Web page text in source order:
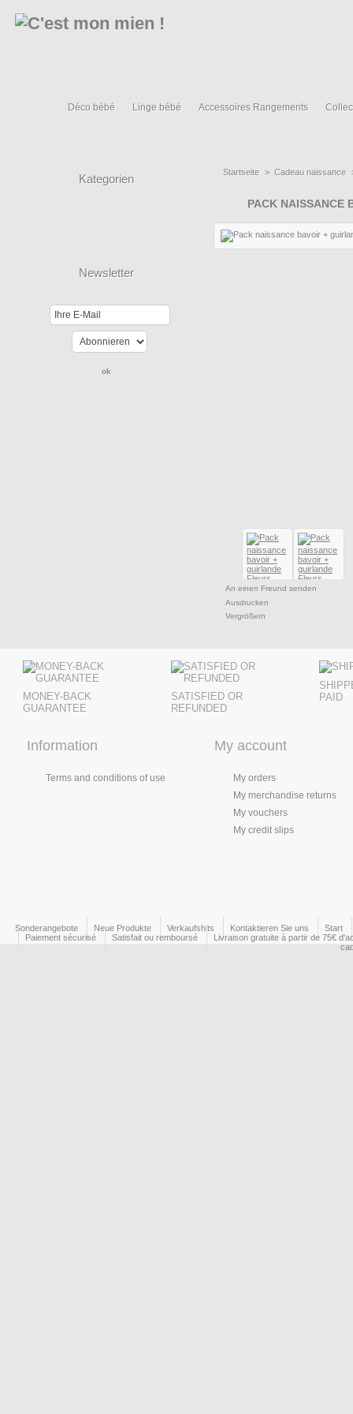
Déco bébé Linge bébé Accessoires Rangements
Kategorien
Newsletter
Startseite > Cadeau naissance
PACK NAISSANCE
An einen Freund senden
Ausdrucken
Vergrößern
MONEY-BACK
GUARANTEE
SATISFIED OR
REFUNDED
PAID
Information
Terms and conditions of use
My account
My orders
My merchandise returns
My vouchers
My credit slips
Sonderangebote Neue Produkte Verkaufshits Kontaktieren Sie uns
Start
Paiement sécurisé
Satisfait ou remboursé
Livraison gratuite à partir de 75€